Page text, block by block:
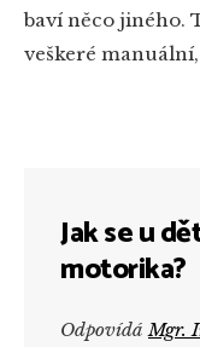
baví něco jiného.
veškeré
Jak se u
motorika?
OdpovídáMgr.